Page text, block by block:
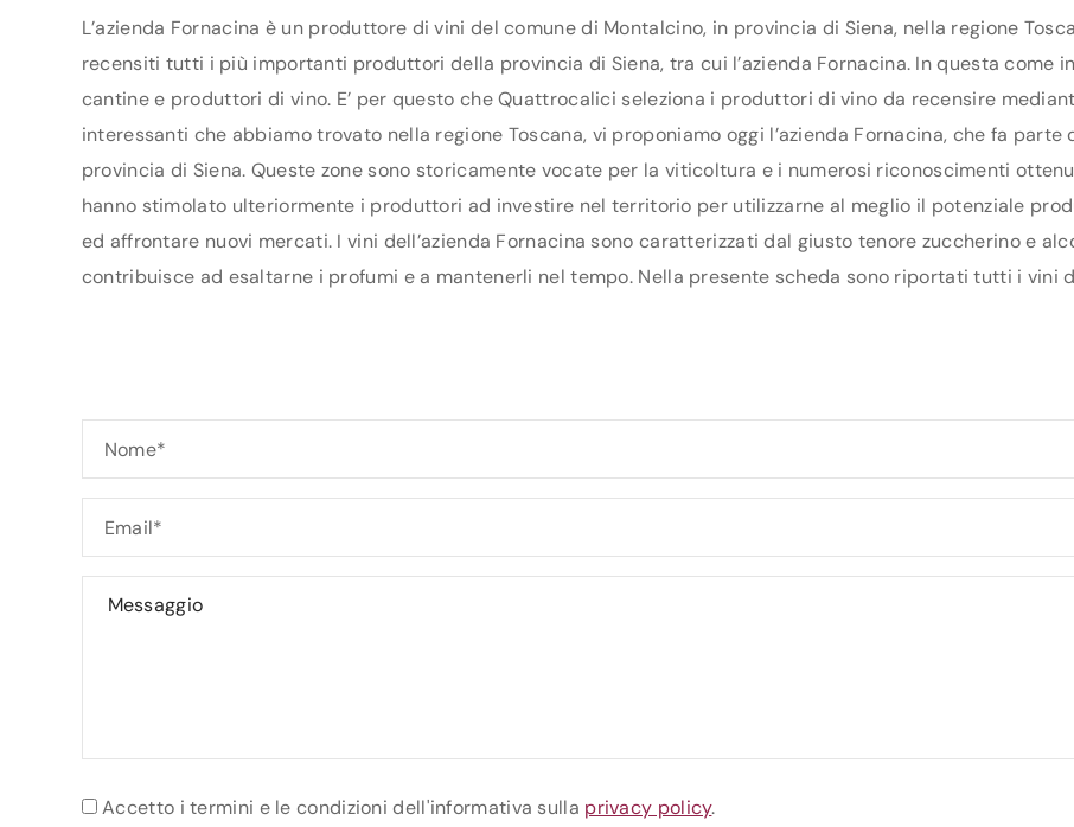
L’azienda Fornacina è un produttore di vini del comune di Montalcino, in provincia di Siena, nella regione
recensiti tutti i più importanti produttori della provincia di Siena, tra cui l’azienda Fornacina. In questa come
cantine e produttori di vino. E’ per questo che Quattrocalici seleziona i produttori di vino da recensire
interessanti che abbiamo trovato nella regione Toscana, vi proponiamo oggi l’azienda Fornacina, che fa
provincia di Siena. Queste zone sono storicamente vocate per la viticoltura e i numerosi riconoscimenti
hanno stimolato ulteriormente i produttori ad investire nel territorio per utilizzarne al meglio il potenziale
ed affrontare nuovi mercati. I vini dell’azienda Fornacina sono caratterizzati dal giusto tenore zuccherino e
contribuisce ad esaltarne i profumi e a mantenerli nel tempo. Nella presente scheda sono riportati tutti i vini
Accetto i termini e le condizioni dell'informativa sulla privacy policy.